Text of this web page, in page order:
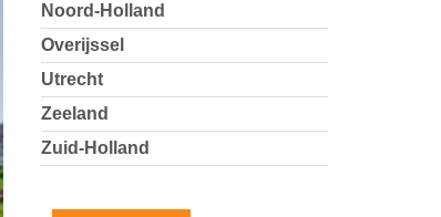
Noord-Holland
Overijssel
Utrecht
Zeeland
Zuid-Holland